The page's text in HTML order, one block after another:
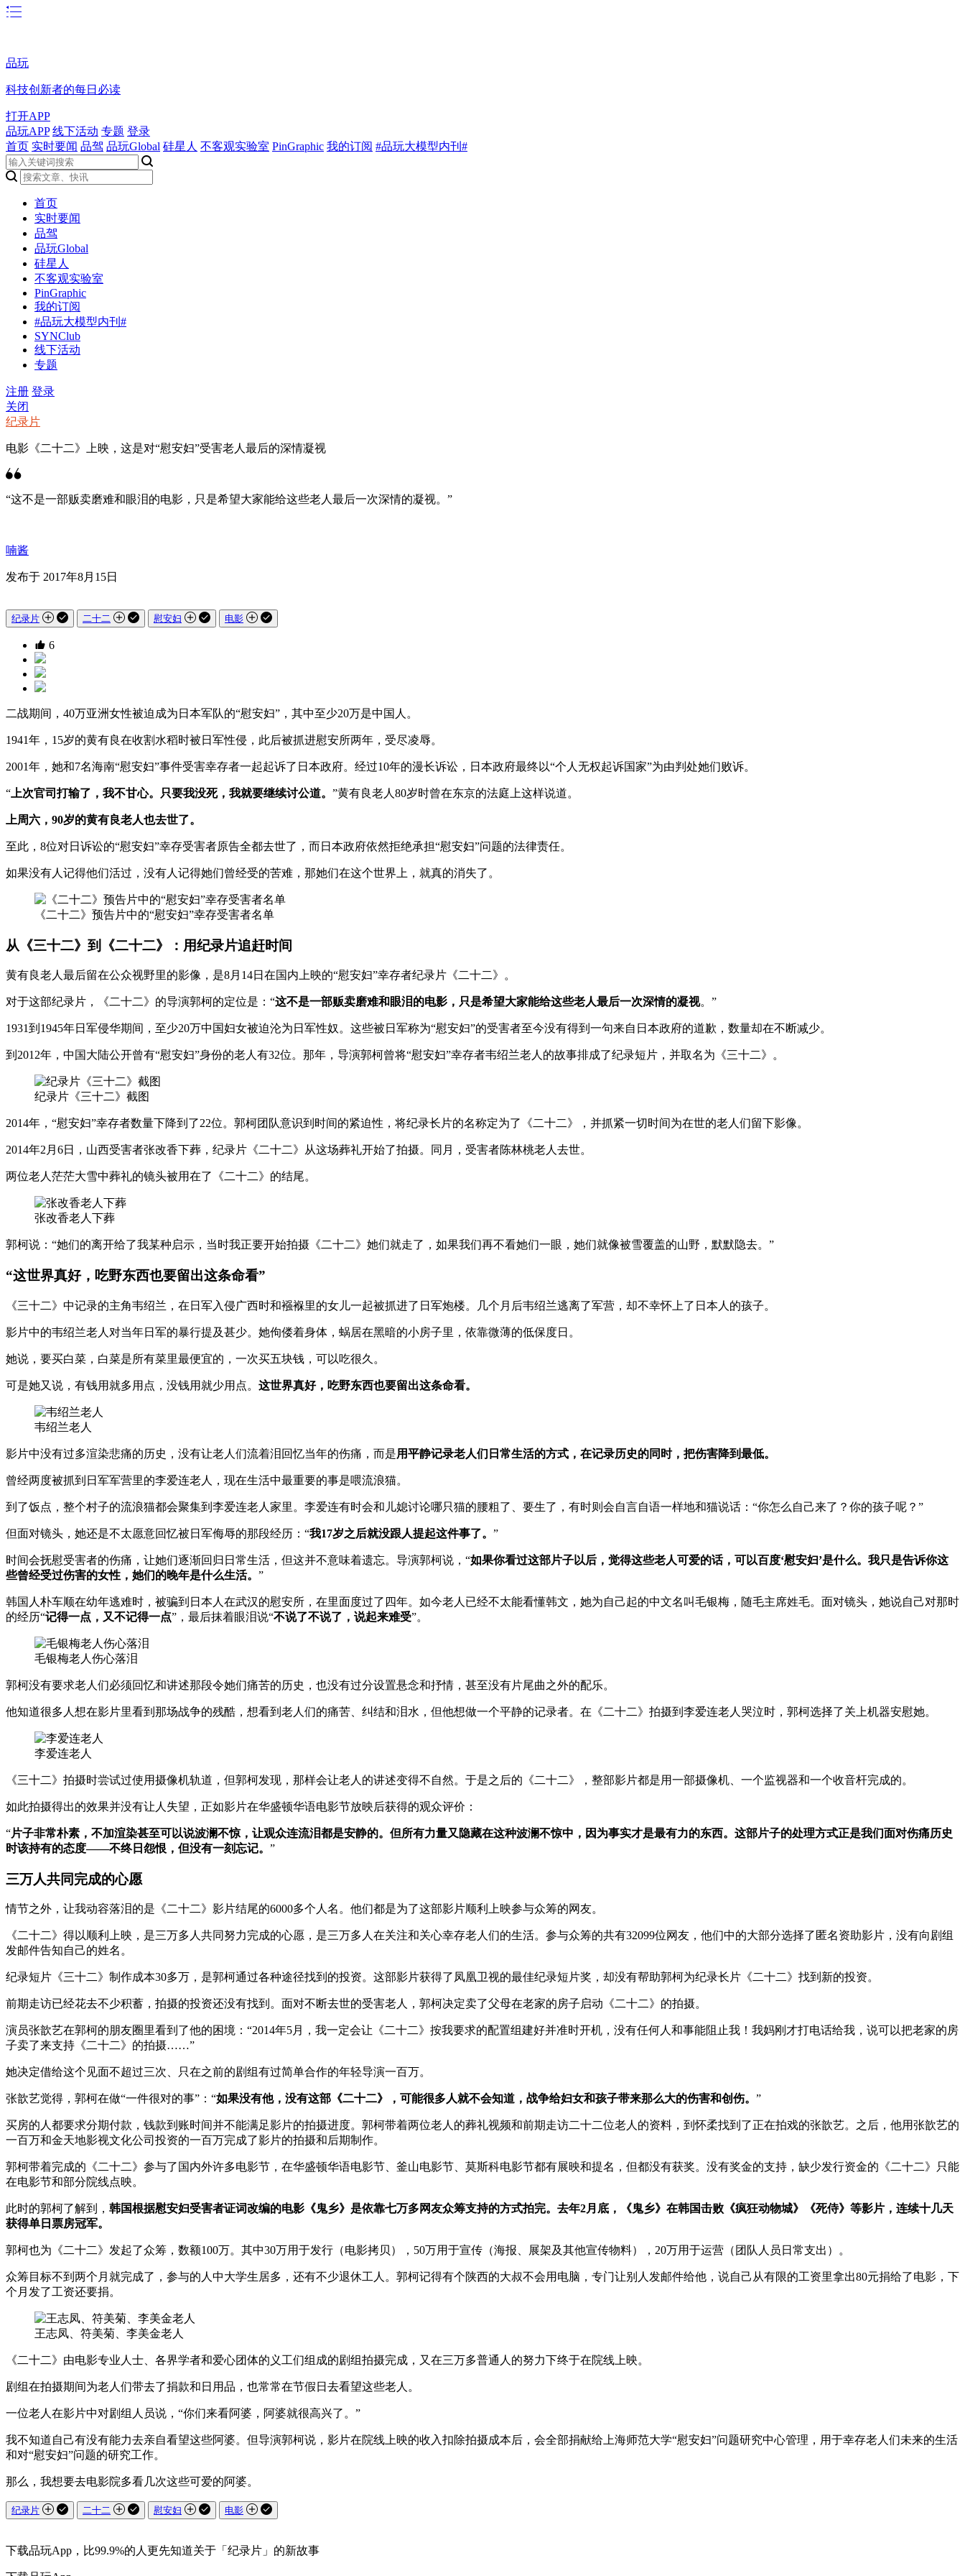
品玩
科技创新者的每日必读
打开APP
品玩APP 线下活动 专题 登录
首页 实时要闻 品驾 品玩Global 硅星人 不客观实验室 PinGraphic 我的订阅 #品玩大模型内刊#
首页
实时要闻
品驾
品玩Global
硅星人
不客观实验室
PinGraphic
我的订阅
#品玩大模型内刊#
SYNClub
线下活动
专题
注册 登录
关闭
纪录片
电影《二十二》上映，这是对“慰安妇”受害老人最后的深情凝视
“这不是一部贩卖磨难和眼泪的电影，只是希望大家能给这些老人最后一次深情的凝视。”
喃酱
发布于 2017年8月15日
纪录片 二十二 慰安妇 电影
6
二战期间，40万亚洲女性被迫成为日本军队的“慰安妇”，其中至少20万是中国人。
1941年，15岁的黄有良在收割水稻时被日军性侵，此后被抓进慰安所两年，受尽凌辱。
2001年，她和7名海南“慰安妇”事件受害幸存者一起起诉了日本政府。经过10年的漫长诉讼，日本政府最终以“个人无权起诉国家”为由判处她们败诉。
“ 上次官司打输了，我不甘心。只要我没死，我就要继续讨公道。 ”黄有良老人80岁时曾在东京的法庭上这样说道。
上周六，90岁的黄有良老人也去世了。
至此，8位对日诉讼的“慰安妇”幸存受害者原告全都去世了，而日本政府依然拒绝承担“慰安妇”问题的法律责任。
如果没有人记得他们活过，没有人记得她们曾经受的苦难，那她们在这个世界上，就真的消失了。
《二十二》预告片中的“慰安妇”幸存受害者名单
从《三十二》到《二十二》：用纪录片追赶时间
黄有良老人最后留在公众视野里的影像，是8月14日在国内上映的“慰安妇”幸存者纪录片《二十二》。
对于这部纪录片，《二十二》的导演郭柯的定位是：“这不是一部贩卖磨难和眼泪的电影，只是希望大家能给这些老人最后一次深情的凝视。”
1931到1945年日军侵华期间，至少20万中国妇女被迫沦为日军性奴。这些被日军称为“慰安妇”的受害者至今没有得到一句来自日本政府的道歉，数量却在不断减少。
到2012年，中国大陆公开曾有“慰安妇”身份的老人有32位。那年，导演郭柯曾将“慰安妇”幸存者韦绍兰老人的故事排成了纪录短片，并取名为《三十二》。
纪录片《三十二》截图
2014年，“慰安妇”幸存者数量下降到了22位。郭柯团队意识到时间的紧迫性，将纪录长片的名称定为了《二十二》，并抓紧一切时间为在世的老人们留下影像。
2014年2月6日，山西受害者张改香下葬，纪录片《二十二》从这场葬礼开始了拍摄。同月，受害者陈林桃老人去世。
两位老人茫茫大雪中葬礼的镜头被用在了《二十二》的结尾。
张改香老人下葬
郭柯说：“她们的离开给了我某种启示，当时我正要开始拍摄《二十二》她们就走了，如果我们再不看她们一眼，她们就像被雪覆盖的山野，默默隐去。”
“这世界真好，吃野东西也要留出这条命看”
《三十二》中记录的主角韦绍兰，在日军入侵广西时和襁褓里的女儿一起被抓进了日军炮楼。几个月后韦绍兰逃离了军营，却不幸怀上了日本人的孩子。
影片中的韦绍兰老人对当年日军的暴行提及甚少。她佝偻着身体，蜗居在黑暗的小房子里，依靠微薄的低保度日。
她说，要买白菜，白菜是所有菜里最便宜的，一次买五块钱，可以吃很久。
可是她又说，有钱用就多用点，没钱用就少用点。 这世界真好，吃野东西也要留出这条命看。
韦绍兰老人
影片中没有过多渲染悲痛的历史，没有让老人们流着泪回忆当年的伤痛，而是用平静记录老人们日常生活的方式，在记录历史的同时，把伤害降到最低。
曾经两度被抓到日军军营里的李爱连老人，现在生活中最重要的事是喂流浪猫。
到了饭点，整个村子的流浪猫都会聚集到李爱连老人家里。李爱连有时会和儿媳讨论哪只猫的腰粗了、要生了，有时则会自言自语一样地和猫说话：“你怎么自己来了？你的孩子呢？”
但面对镜头，她还是不太愿意回忆被日军侮辱的那段经历：“我17岁之后就没跟人提起这件事了。 ”
时间会抚慰受害者的伤痛，让她们逐渐回归日常生活，但这并不意味着遗忘。导演郭柯说，“如果你看过这部片子以后，觉得这些老人可爱的话，可以百度‘慰安妇’是什么。我只是告诉你这
些曾经受过伤害的女性，她们的晚年是什么生活。 ”
韩国人朴车顺在幼年逃难时，被骗到日本人在武汉的慰安所，在里面度过了四年。如今老人已经不太能看懂韩文，她为自己起的中文名叫毛银梅，随毛主席姓毛。面对镜头，她说自己对那时
的经历“记得一点，又不记得一点”，最后抹着眼泪说“不说了不说了，说起来难受”。
毛银梅老人伤心落泪
郭柯没有要求老人们必须回忆和讲述那段令她们痛苦的历史，也没有过分设置悬念和抒情，甚至没有片尾曲之外的配乐。
他知道很多人想在影片里看到那场战争的残酷，想看到老人们的痛苦、纠结和泪水，但他想做一个平静的记录者。在《二十二》拍摄到李爱连老人哭泣时，郭柯选择了关上机器安慰她。
李爱连老人
《三十二》拍摄时尝试过使用摄像机轨道，但郭柯发现，那样会让老人的讲述变得不自然。于是之后的《二十二》，整部影片都是用一部摄像机、一个监视器和一个收音杆完成的。
如此拍摄得出的效果并没有让人失望，正如影片在华盛顿华语电影节放映后获得的观众评价：
“片子非常朴素，不加渲染甚至可以说波澜不惊，让观众连流泪都是安静的。但所有力量又隐藏在这种波澜不惊中，因为事实才是最有力的东西。这部片子的处理方式正是我们面对伤痛历史
时该持有的态度——不终日怨恨，但没有一刻忘记。 ”
三万人共同完成的心愿
情节之外，让我动容落泪的是《二十二》影片结尾的6000多个人名。他们都是为了这部影片顺利上映参与众筹的网友。
《二十二》得以顺利上映，是三万多人共同努力完成的心愿，是三万多人在关注和关心幸存老人们的生活。参与众筹的共有32099位网友，他们中的大部分选择了匿名资助影片，没有向剧组
发邮件告知自己的姓名。
纪录短片《三十二》制作成本30多万，是郭柯通过各种途径找到的投资。这部影片获得了凤凰卫视的最佳纪录短片奖，却没有帮助郭柯为纪录长片《二十二》找到新的投资。
前期走访已经花去不少积蓄，拍摄的投资还没有找到。面对不断去世的受害老人，郭柯决定卖了父母在老家的房子启动《二十二》的拍摄。
演员张歆艺在郭柯的朋友圈里看到了他的困境：“2014年5月，我一定会让《二十二》按我要求的配置组建好并准时开机，没有任何人和事能阻止我！我妈刚才打电话给我，说可以把老家的房
子卖了来支持《二十二》的拍摄……”
她决定借给这个见面不超过三次、只在之前的剧组有过简单合作的年轻导演一百万。
张歆艺觉得，郭柯在做“一件很对的事”：“如果没有他，没有这部《二十二》，可能很多人就不会知道，战争给妇女和孩子带来那么大的伤害和创伤。 ”
买房的人都要求分期付款，钱款到账时间并不能满足影片的拍摄进度。郭柯带着两位老人的葬礼视频和前期走访二十二位老人的资料，到怀柔找到了正在拍戏的张歆艺。之后，他用张歆艺的
一百万和金天地影视文化公司投资的一百万完成了影片的拍摄和后期制作。
郭柯带着完成的《二十二》参与了国内外许多电影节，在华盛顿华语电影节、釜山电影节、莫斯科电影节都有展映和提名，但都没有获奖。没有奖金的支持，缺少发行资金的《二十二》只能
在电影节和部分院线点映。
此时的郭柯了解到， 韩国根据慰安妇受害者证词改编的电影《鬼乡》是依靠七万多网友众筹支持的方式拍完。去年2月底，《鬼乡》在韩国击败《疯狂动物城》《死侍》等影片，连续十几天
获得单日票房冠军。
郭柯也为《二十二》发起了众筹，数额100万。其中30万用于发行（电影拷贝），50万用于宣传（海报、展架及其他宣传物料），20万用于运营（团队人员日常支出）。
众筹目标不到两个月就完成了，参与的人中大学生居多，还有不少退休工人。郭柯记得有个陕西的大叔不会用电脑，专门让别人发邮件给他，说自己从有限的工资里拿出80元捐给了电影，下
个月发了工资还要捐。
王志凤、符美菊、李美金老人
《二十二》由电影专业人士、各界学者和爱心团体的义工们组成的剧组拍摄完成，又在三万多普通人的努力下终于在院线上映。
剧组在拍摄期间为老人们带去了捐款和日用品，也常常在节假日去看望这些老人。
一位老人在影片中对剧组人员说，“你们来看阿婆，阿婆就很高兴了。”
我不知道自己有没有能力去亲自看望这些阿婆。但导演郭柯说，影片在院线上映的收入扣除拍摄成本后，会全部捐献给上海师范大学“慰安妇”问题研究中心管理，用于幸存老人们未来的生活
和对“慰安妇”问题的研究工作。
那么，我想要去电影院多看几次这些可爱的阿婆。
纪录片 二十二 慰安妇 电影
下载品玩App，比99.9%的人更先知道关于「纪录片」的新故事